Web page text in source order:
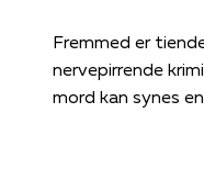
Fremmed er
nervepirrende
mord kan synes